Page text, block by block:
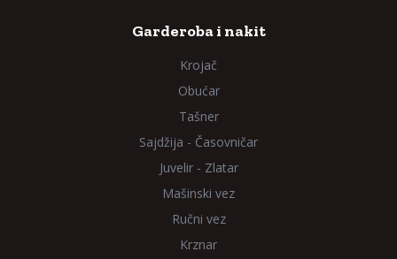
Garderoba i nakit
Krojač
Obućar
Tašner
Sajdžija - Časovničar
Juvelir - Zlatar
Mašinski vez
Ručni vez
Krznar